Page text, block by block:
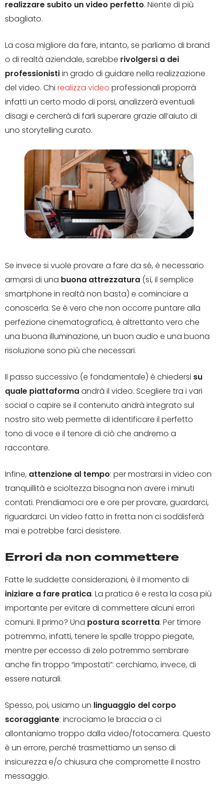
realizzare subito un video perfetto. Niente di più
sbagliato.
La cosa migliore da fare, intanto, se parliamo di brand
o di realtà aziendale, sarebbe rivolgersi a dei
professionistiin grado di guidare nella realizzazione
del video. Chi realizza video professionali proporrà
infatti un certo modo di porsi, analizzerà eventuali
disagi e cercherà di farli superare grazie all’aiuto di
uno storytelling curato.
Se invece si vuole provare a fare da sé, è necessario
armarsi di una buona attrezzatura (sì, il semplice
smartphone in realtà non basta) e cominciare a
conoscerla. Se è vero che non occorre puntare alla
perfezione cinematografica, è altrettanto vero che
una buona illuminazione, un buon audio e una buona
risoluzione sono più che necessari.
Il passo successivo (e fondamentale) è chiedersi su
quale piattaformaandrà il video. Scegliere tra i vari
social o capire se il contenuto andrà integrato sul
nostro sito web permette di identificare il perfetto
tono di voce e il tenore di ciò che andremo a
raccontare.
Infine, attenzione al tempo: per mostrarsi in video con
tranquillità e scioltezza bisogna non avere i minuti
contati. Prendiamoci ore e ore per provare, guardarci,
riguardarci. Un video fatto in fretta non ci soddisferà
mai e potrebbe farci desistere.
Errori da non commettere
Fatte le suddette considerazioni, è il momento di
iniziare a fare pratica. La pratica è e resta la cosa più
importante per evitare di commettere alcuni errori
comuni. Il primo? Una postura scorretta. Per timore
potremmo, infatti, tenere le spalle troppo piegate,
mentre per eccesso di zelo potremmo sembrare
anche fin troppo “impostati”: cerchiamo, invece, di
essere naturali.
Spesso, poi, usiamo un linguaggio del corpo
scoraggiante: incrociamo le braccia o ci
allontaniamo troppo dalla video/fotocamera. Questo
è un errore, perché trasmettiamo un senso di
insicurezza e/o chiusura che compromette il nostro
messaggio.